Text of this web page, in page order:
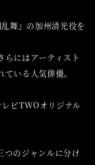
舞』 の加州清光役を
らにはアーティスト
ている人気俳優。
ビTWOオリジナル
つのジャンルに分け